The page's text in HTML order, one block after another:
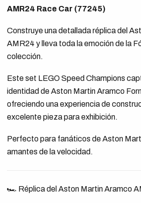
AMR24 Race Car (77245)
Construye una detallada réplica del
AMR24 y lleva toda la emoción de la
colección.
Este set LEGO Speed Champions
identidad de Aston Martin Aramco
ofreciendo una experiencia de
excelente pieza para exhibición.
Perfecto para fanáticos de Aston
amantes de la velocidad.
🏎️ Réplica del Aston Martin Aramco